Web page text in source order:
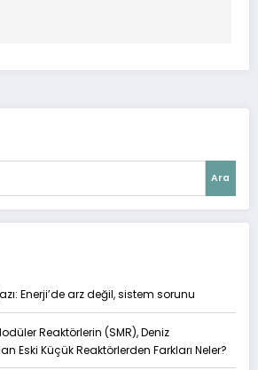
Ara
Enerji’de arz değil, sistem sorunu
Reaktörlerin (SMR), Deniz
Eski Küçük Reaktörlerden Farkları Neler?